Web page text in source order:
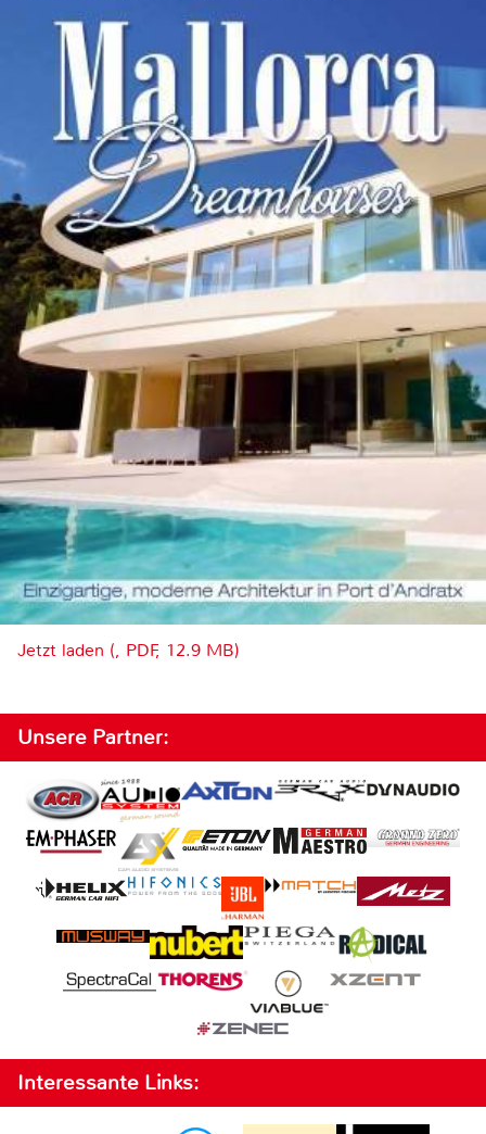
Jetzt laden (, PDF, 12.9 MB)
Unsere Partner:
Interessante Links: